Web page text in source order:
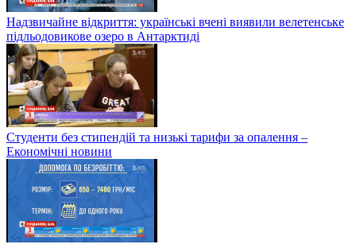
Надзвичайне відкриття: українські вчені виявили велетенське
підльодовикове озеро в Антарктиді
Студенти без стипендій та низькі тарифи за опалення –
Економічні новини